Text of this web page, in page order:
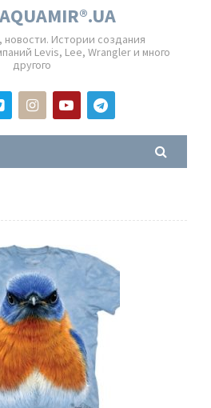
Истории создания
Levis, Lee, Wrangler и много
другого